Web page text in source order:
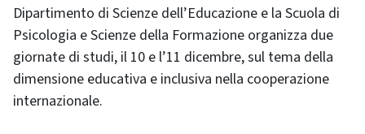
Dipartimento di Scienze dell’Educazione e la Scuola di
Psicologia e Scienze della Formazione organizza due
giornate di studi, il 10 e l’11 dicembre, sul tema della
dimensione educativa e inclusiva nella cooperazione
internazionale.